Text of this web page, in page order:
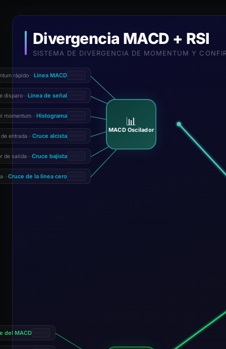
Divergencia MACD + RSI
SISTEMA DE DIVERGENCIA DE MOMENTUM Y
📊
MACD Oscilador
Línea MACD
rápido
Línea de señal
disparo
Histograma
momentum
Cruce alcista
entrada
Cruce bajista
de salida
Cruce de la línea cero
del MACD